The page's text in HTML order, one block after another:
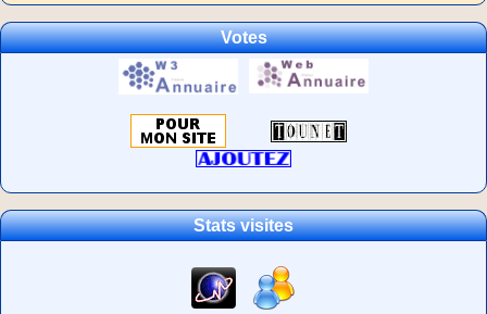
Votes
Stats visites